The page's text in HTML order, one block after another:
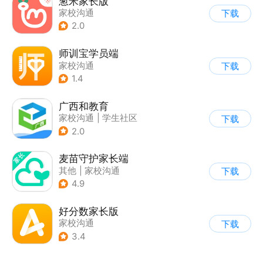
家校沟通
2.0
下载
师训宝学员端
家校沟通
1.4
下载
广西和教育
家校沟通
学生社区
2.0
下载
麦苗守护家长端
其他
家校沟通
4.9
下载
好分数家长版
家校沟通
3.4
下载